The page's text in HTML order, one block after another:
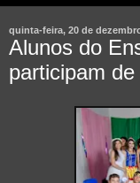
quinta-feira, 20 de
Alunos do
participam